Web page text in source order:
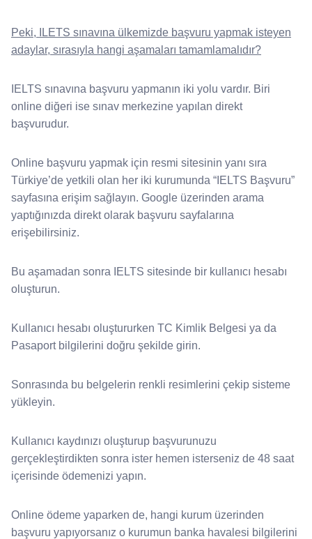
Peki, ILETS sınavına ülkemizde başvuru yapmak isteyen
adaylar, sırasıyla hangi aşamaları tamamlamalıdır?
IELTS sınavına başvuru yapmanın iki yolu vardır. Biri
online diğeri ise sınav merkezine yapılan direkt
başvurudur.
Online başvuru yapmak için resmi sitesinin yanı sıra
Türkiye’de yetkili olan her iki kurumunda “IELTS Başvuru”
sayfasına erişim sağlayın. Google üzerinden arama
yaptığınızda direkt olarak başvuru sayfalarına
erişebilirsiniz.
Bu aşamadan sonra IELTS sitesinde bir kullanıcı hesabı
oluşturun.
Kullanıcı hesabı oluştururken TC Kimlik Belgesi ya da
Pasaport bilgilerini doğru şekilde girin.
Sonrasında bu belgelerin renkli resimlerini çekip sisteme
yükleyin.
Kullanıcı kaydınızı oluşturup başvurunuzu
gerçekleştirdikten sonra ister hemen isterseniz de 48 saat
içerisinde ödemenizi yapın.
Online ödeme yaparken de, hangi kurum üzerinden
başvuru yapıyorsanız o kurumun banka havalesi bilgilerini